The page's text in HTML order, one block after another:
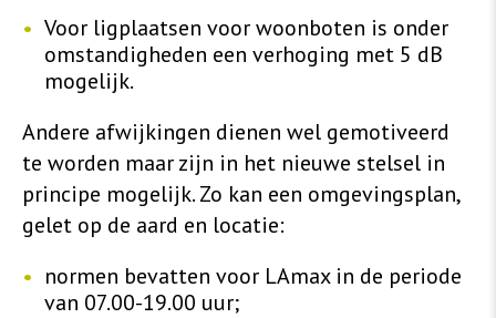
Voor ligplaatsen voor woonboten is onder
omstandigheden een verhoging met 5 dB
mogelijk.
Andere afwijkingen dienen wel gemotiveerd
te worden maar zijn in het nieuwe stelsel in
principe mogelijk. Zo kan een omgevingsplan,
gelet op de aard en locatie:
normen bevatten voor LAmax in de periode
van 07.00-19.00 uur;